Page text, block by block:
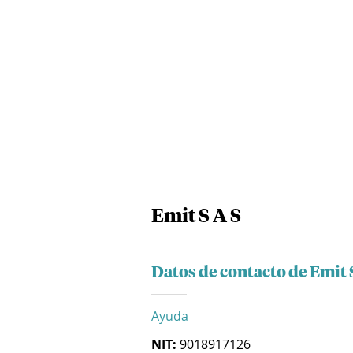
Emit S A S
Datos de contacto de Emit
Ayuda
NIT: 9018917126